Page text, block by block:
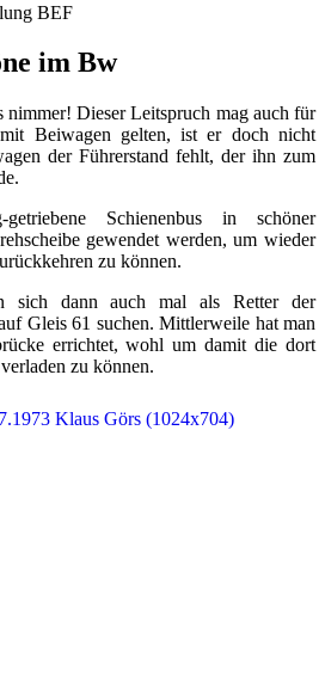
BEF
im Bw
nimmer! Dieser Leitspruch mag auch für
Beiwagen gelten, ist er doch nicht
der Führerstand fehlt, der ihn zum
Schienenbus in schöner
gewendet werden, um wieder
zu können.
sich dann auch mal als Retter der
Gleis 61 suchen. Mittlerweile hat man
errichtet, wohl um damit die dort
zu können.